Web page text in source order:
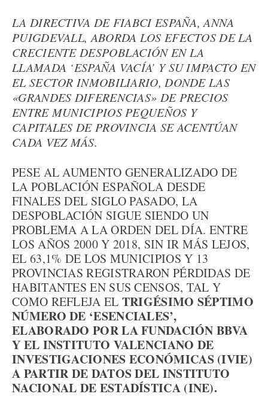
LA DIRECTIVA DE FIABCI ESPAÑA, ANNA
PUIGDEVALL, ABORDA LOS EFECTOS DE LA
CRECIENTE DESPOBLACIÓN EN LA
LLAMADA ‘ESPAÑA VACÍA’ Y SU IMPACTO EN
EL SECTOR INMOBILIARIO, DONDE LAS
«GRANDES DIFERENCIAS» DE PRECIOS
ENTRE MUNICIPIOS PEQUEÑOS Y
CAPITALES DE PROVINCIA SE ACENTÚAN
CADA VEZ MÁS.
PESE AL AUMENTO GENERALIZADO DE
LA POBLACIÓN ESPAÑOLA DESDE
FINALES DEL SIGLO PASADO, LA
DESPOBLACIÓN SIGUE SIENDO UN
PROBLEMA A LA ORDEN DEL DÍA. ENTRE
LOS AÑOS 2000 Y 2018, SIN IR MÁS LEJOS,
EL 63,1% DE LOS MUNICIPIOS Y 13
PROVINCIAS REGISTRARON PÉRDIDAS DE
HABITANTES EN SUS CENSOS, TAL Y
COMO REFLEJA EL TRIGÉSIMO SÉPTIMO
NÚMERO DE ‘ESENCIALES’,
ELABORADO POR LA FUNDACIÓN BBVA
Y EL INSTITUTO VALENCIANO DE
INVESTIGACIONES ECONÓMICAS (IVIE)
A PARTIR DE DATOS DEL INSTITUTO
NACIONAL DE ESTADÍSTICA (INE).